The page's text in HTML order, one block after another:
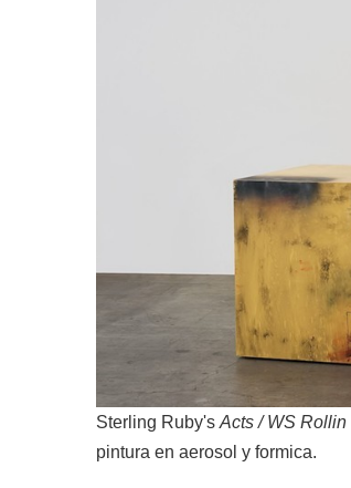
Sterling Ruby's Acts / WS Rollin
pintura en aerosol y formica.